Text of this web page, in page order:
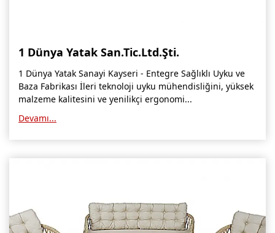
Kütahya Mobilya İmalatçıları, Mağazaları, Mobilyacılar
Malatya Mobilyacılar, Mağazaları, İmalatçıları, Fabrikaları
Sinop Mobilya İmalatçıları, Mağazaları, Mobilyacılar
Tekirdağ Mobilyacılar, Mobilya İmalatçıları, Mağazaları
Rize Mobilyacılar, Mobilya İmalatçıları, Mağazaları
1 Dünya Yatak San.Tic.Ltd.Şti.
1 Dünya Yatak Sanayi Kayseri - Entegre Sağlıklı Uyku ve
Baza Fabrikası İleri teknoloji uyku mühendisliğini, yüksek
malzeme kalitesini ve yenilikçi ergonomi...
Devamı...